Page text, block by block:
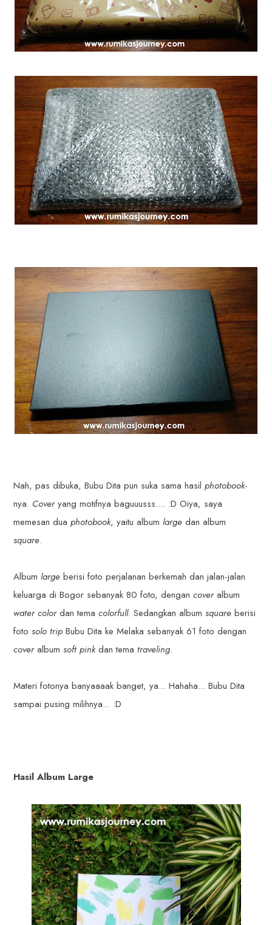
Nah, pas dibuka, Bubu Dita pun suka sama hasil photobook-
nya. Coveryang motifnya baguuusss.... :D Oiya, saya
memesan duaphotobook, yaitu albumlarge dan album
square.
Album largeberisi foto perjalanan berkemah dan jalan-jalan
keluarga di Bogor sebanyak 80 foto, dengancoveralbum
water colordan temacolorfull. Sedangkan albumsquare berisi
fotosolo trip Bubu Dita ke Melaka sebanyak 61 foto dengan
coveralbumsoft pinkdan tema traveling.
Materi fotonya banyaaaak banget, ya... Hahaha... Bubu Dita
sampai pusing milihnya... :D
Hasil Album Large